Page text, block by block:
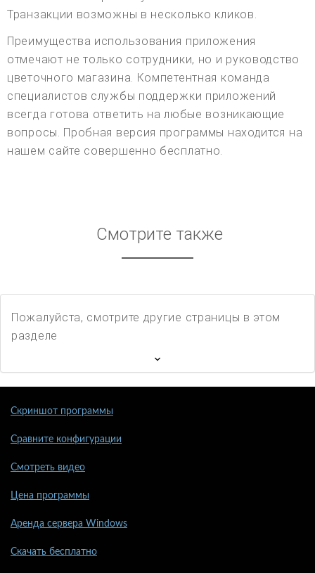
Транзакции возможны в несколько кликов.
Преимущества использования приложения
отмечают не только сотрудники, но и руководство
цветочного магазина. Компетентная команда
специалистов службы поддержки приложений
всегда готова ответить на любые возникающие
вопросы. Пробная версия программы находится на
нашем сайте совершенно бесплатно.
Смотрите также
Пожалуйста, смотрите другие страницы в этом
разделе
Скриншот программы
Сравните конфигурации
Смотреть видео
Цена программы
Аренда сервера Windows
Скачать бесплатно